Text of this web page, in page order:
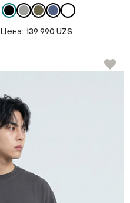
Цена: 139 990 UZS